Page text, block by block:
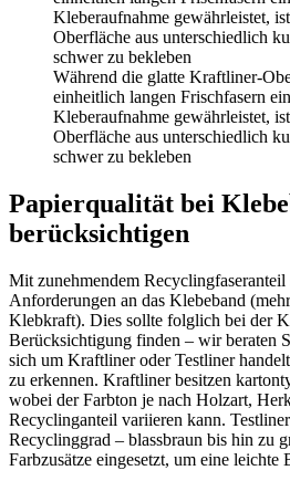
Während die glatte Kraftliner-
einheitlich langen Frischfasern
Kleberaufnahme gewährleistet,
Oberfläche aus unterschiedlich
schwer zu bekleben
Papierqualität bei
berücksichtigen
Mit zunehmendem Recyclingfaseranteil
Anforderungen an das Klebeband
Klebkraft). Dies sollte folglich bei der
Berücksichtigung finden – wir beraten
sich um Kraftliner oder Testliner
zu erkennen. Kraftliner besitzen
wobei der Farbton je nach Holzart,
Recyclinganteil variieren kann.
Recyclinggrad – blassbraun bis hin zu
Farbzusätze eingesetzt, um eine leichte